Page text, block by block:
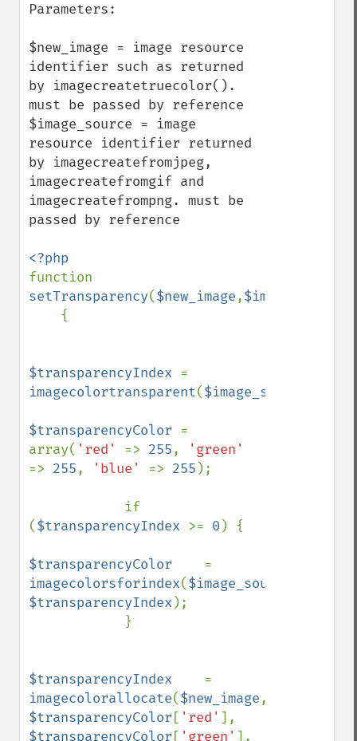
Parameters:
$new_image = image resource
identifier such as returned
by imagecreatetruecolor().
must be passed by reference
$image_source = image
resource identifier returned
by imagecreatefromjpeg,
imagecreatefromgif and
imagecreatefrompng. must be
passed by reference
setTransparency($new_image,$image_source
$transparencyIndex
imagecolortransparent($image_source
$transparencyColor =
array( 'red' => 255,
=> 255, 'blue' => 255 );
($transparencyIndex >= 0 ) {
$transparencyColor
imagecolorsforindex($image_source
$transparencyIndex );
$transparencyIndex
imagecolorallocate($new_image
$transparencyColor [ 'red'
$transparencyColor [ 'green'